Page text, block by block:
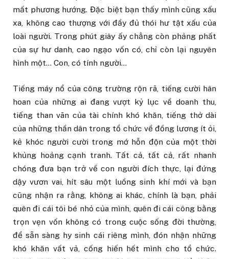
mất phương hướng. Đặc biệt bạn thấy mình cũng xấu
xa, không cao thượng với đầy đủ thói hư tật xấu của
loài người. Trong phút giây ấy chẳng còn phảng phất
của sự hư danh, cao ngạo vốn có, chỉ còn lại nguyên
hình một… Con, có tính người…
Tiếng máy nổ của công trường rộn rã, tiếng cười hân
hoan của những ai đang vượt kỷ lục về doanh thu,
tiếng than vãn của tài chính khó khăn, tiếng thở dài
của những thần dân trong tổ chức về đồng lương ít ỏi,
kẻ khóc người cười trong mớ hỗn độn của một thời
khủng hoảng cạnh tranh. Tất cả, tất cả, rất nhanh
chóng đưa bạn trở về con người đích thực, lại đứng
dậy vươn vai, hít sâu một luồng sinh khí mới và bạn
cũng nhận ra rằng, không ai khác, chính là bạn, phải
quên đi cái tôi bé nhỏ của mình, quên đi cái công bằng
trọn vẹn vốn không có trong cuộc sống đời thường,
để sẵn sàng hy sinh cái riêng mình, đón nhận những
khó khăn vất vả, cống hiến hết mình cho tổ chức.